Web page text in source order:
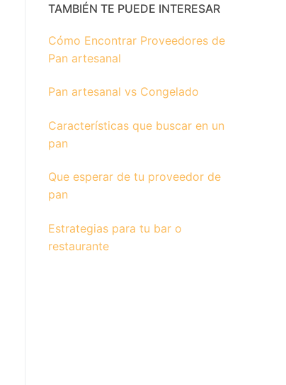
TAMBIÉN TE PUEDE INTERESAR
Cómo Encontrar Proveedores de
Pan artesanal
Pan artesanal vs Congelado
Características que buscar en un
pan
Que esperar de tu proveedor de
pan
Estrategias para tu bar o
restaurante